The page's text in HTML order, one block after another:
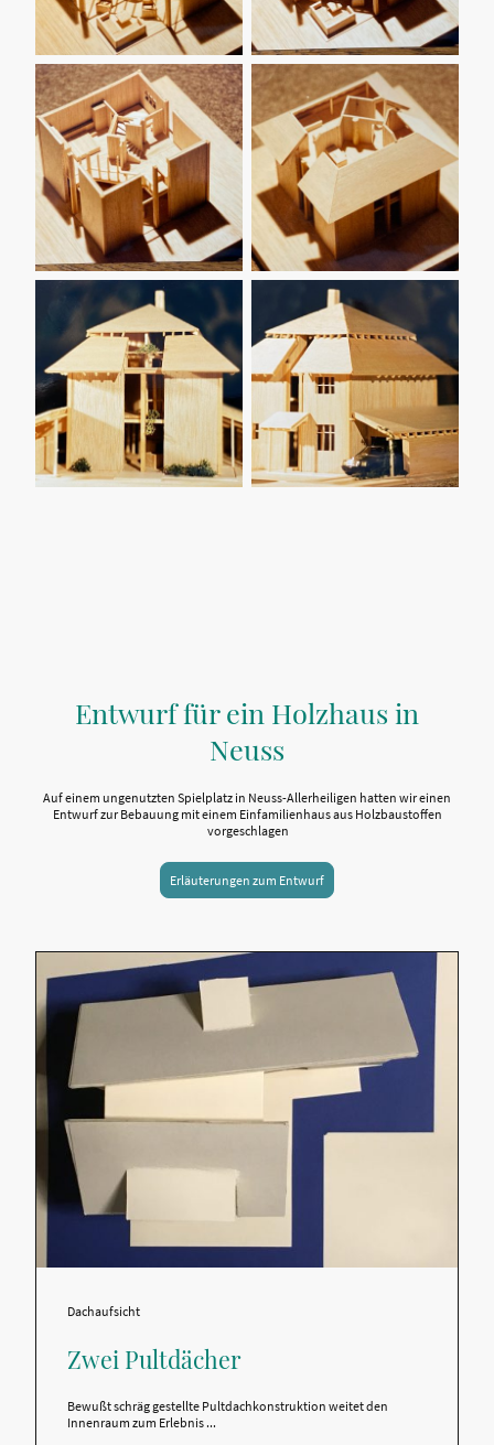
Entwurf für ein Holzhaus in
Neuss
Auf einem ungenutzten Spielplatz in Neuss-Allerheiligen hatten wir einen
Entwurf zur Bebauung mit einem Einfamilienhaus aus Holzbaustoffen
vorgeschlagen
Erläuterungen zum Entwurf
Dachaufsicht
Zwei Pultdächer
Bewußt schräg gestellte Pultdachkonstruktion weitet den
Innenraum zum Erlebnis ...